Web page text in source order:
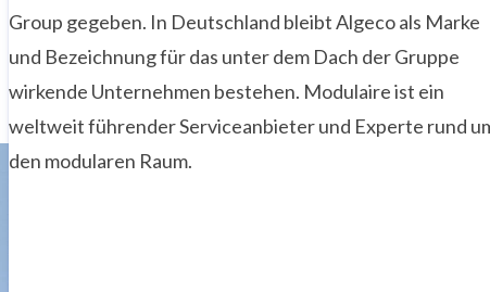
Group gegeben. In Deutschland bleibt Algeco als Marke
und Bezeichnung für das unter dem Dach der Gruppe
wirkende Unternehmen bestehen. Modulaire ist ein
weltweit führender Serviceanbieter und Experte rund
den modularen Raum.